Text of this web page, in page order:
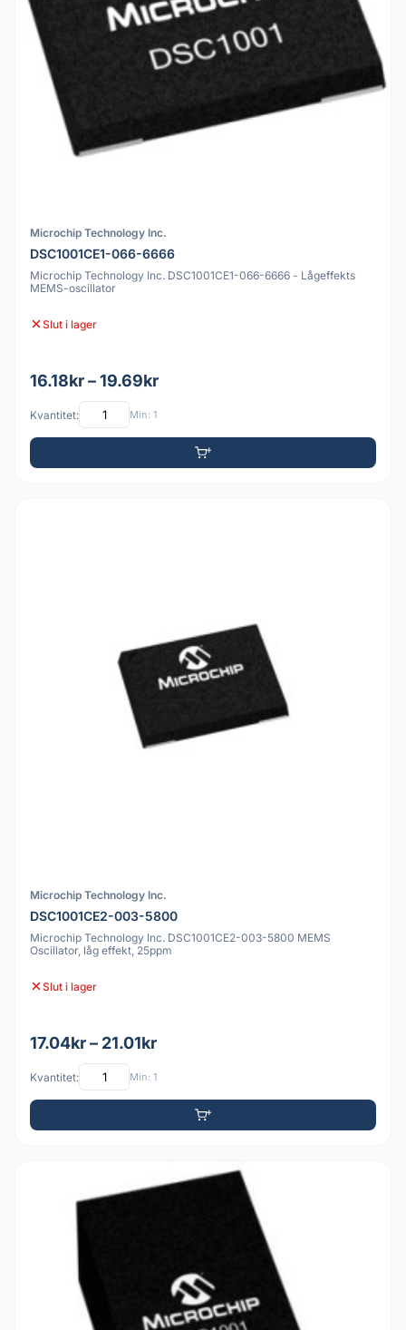
Microchip Technology Inc.
DSC1001CE1-066-6666
Microchip Technology Inc. DSC1001CE1-066-6666 - Lågeffekts
MEMS-oscillator
Slut i lager
16.18kr – 19.69kr
Kvantitet: Min: 1
Microchip Technology Inc.
DSC1001CE2-003-5800
Microchip Technology Inc. DSC1001CE2-003-5800 MEMS
Oscillator, låg effekt, 25ppm
Slut i lager
17.04kr – 21.01kr
Kvantitet: Min: 1